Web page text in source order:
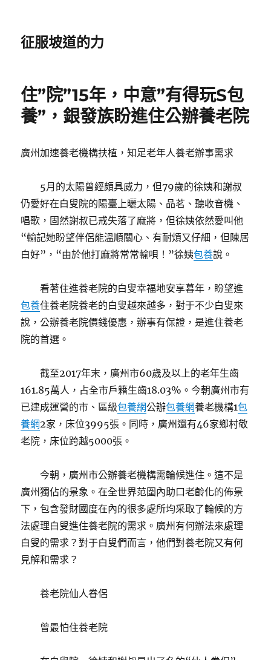
征服坡道的力
住”院”15年，中意”有得玩S包
養”，銀發族盼進住公辦養老院
廣州加速養老機構扶植，知足老年人養老辦事需求
5月的太陽曾經頗具威力，但79歲的徐姨和謝叔
仍愛好在白叟院的陽臺上曬太陽、品茗、聽收音機、
唱歌，固然謝叔已戒失落了麻將，但徐姨依然愛叫他
“輸記她盼望伴侶能溫順關心、有耐煩又仔細，但陳居
白好”，“由於他打麻將常常輸唄！”徐姨包養說。
看著住進養老院的白叟幸福地安享暮年，盼望進
包養住養老院養老的白叟越來越多，對于不少白叟來
說，公辦養老院價錢優惠，辦事有保證，是進住養老
院的首選。
截至2017年末，廣州市60歲及以上的老年生齒
161.85萬人，占全市戶籍生齒18.03%。今朝廣州市有
已建成運營的市、區級包養網公辦包養網養老機構1包
養網2家，床位3995張。同時，廣州還有46家鄉村敬
老院，床位跨越5000張。
今朝，廣州市公辦養老機構需輪候進住。這不是
廣州獨佔的景象。在全世界范圍內助口老齡化的佈景
下，包含發財國度在內的很多處所均采取了輪候的方
法處理白叟進住養老院的需求。廣州有何辦法來處理
白叟的需求？對于白叟們而言，他們對養老院又有何
見解和需求？
養老院仙人眷侶
曾最怕住養老院